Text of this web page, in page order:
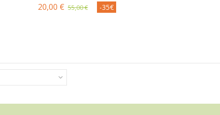
20,00 € 55,00 € -35€